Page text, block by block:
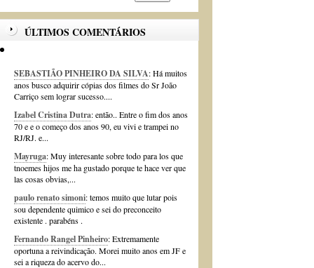
ÚLTIMOS COMENTÁRIOS
SEBASTIÃO PINHEIRO DA SILVA: Há muitos
anos busco adquirir cópias dos filmes do Sr João
Carriço sem lograr sucesso....
Izabel Cristina Dutra: então.. Entre o fim dos anos
70 e e o começo dos anos 90, eu vivi e trampei no
RJ/RJ. e...
Mayruga: Muy interesante sobre todo para los que
tnoemes hijos me ha gustado porque te hace ver que
las cosas obvias,...
paulo renato simoni: temos muito que lutar pois
sou dependente quimico e sei do preconceito
existente . parabéns .
Fernando Rangel Pinheiro: Extremamente
oportuna a reivindicação. Morei muito anos em JF e
sei a riqueza do acervo do...